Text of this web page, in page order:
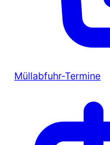
Müllabfuhr-Termine